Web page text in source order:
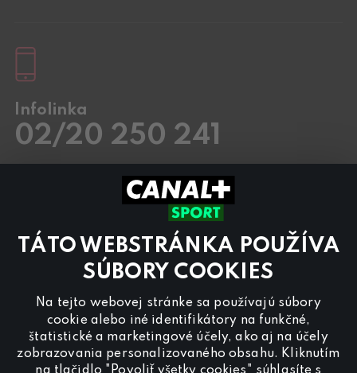
TÁTO WEBSTRÁNKA POUŽÍVA
SÚBORY COOKIES
Na tejto webovej stránke sa používajú súbory
cookie alebo iné identifikátory na funkčné,
štatistické a marketingové účely, ako aj na účely
zobrazovania personalizovaného obsahu. Kliknutím
Infolinka
02/20 250 241
8.00 – 18:00
Preinzerciu na programe CANAL+ Sportnás
kontaktujte nareklama@canalplus.cz
Našu redakciu kontaktujete na
redakce@canalplus.cz